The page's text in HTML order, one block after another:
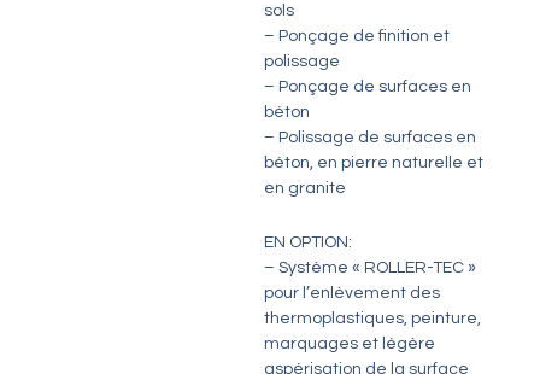
sols
– Ponçage de finition et
polissage
– Ponçage de surfaces en
béton
– Polissage de surfaces en
béton, en pierre naturelle et
en granite
EN OPTION:
– Système « ROLLER-TEC »
pour l’enlèvement des
thermoplastiques, peinture,
marquages et légère
aspérisation de la surface